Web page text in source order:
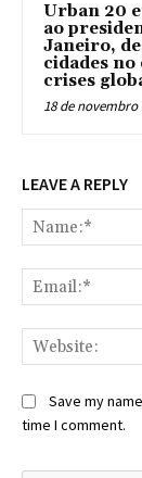
Urban 20
ao
Janeiro,
cidades
crises
18 de novembro
LEAVE A REPLY
Save my
time I comment.